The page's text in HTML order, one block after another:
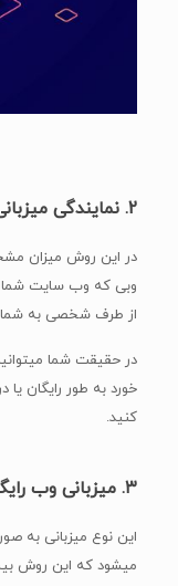
2. نمایندگی میزبانی وب (Re seller Web Hosting):
در این روش میزان
وبی که وب سایت شما
از طرف شخصی به
در حقیقت شما
خورد به طور رایگان
کنید.
۳. میزبانی وب رایگان (Free Web Hosting):
این نوع میزبانی به
میشود که این روش